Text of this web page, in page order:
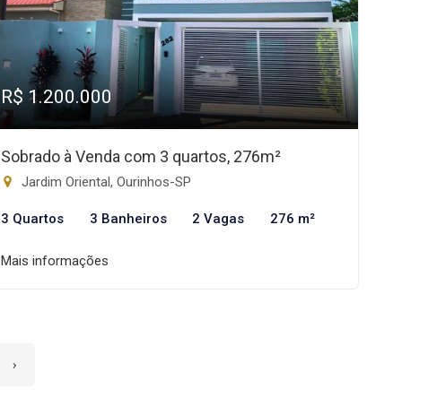
R$ 1.200.000
Sobrado à Venda com 3 quartos, 276m²
Jardim Oriental, Ourinhos-SP
3 Quartos 3 Banheiros 2 Vagas 276 m²
Mais informações
›